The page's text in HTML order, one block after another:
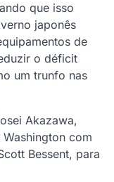
que isso
japonês
de
o déficit
um trunfo nas
Akazawa,
com
Bessent, para